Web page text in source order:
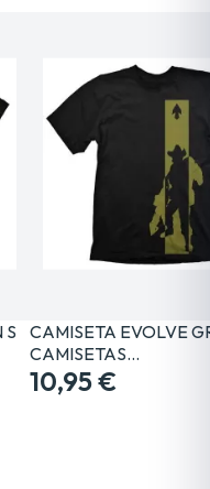
S
CAMISETA EVOLVE
CAMISETAS…
10,95 €